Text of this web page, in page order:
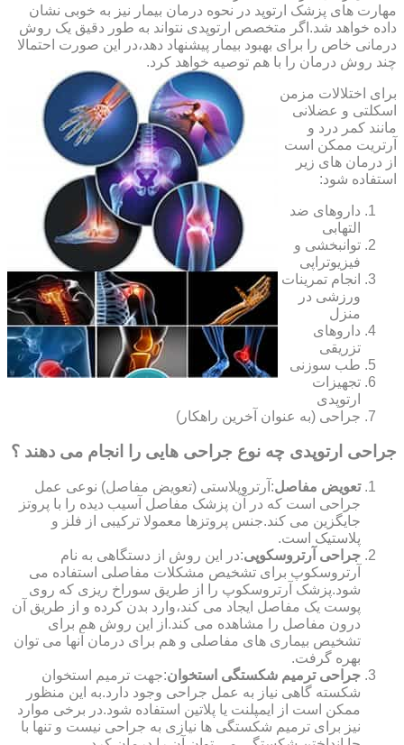
مهارت های پزشک ارتوپد در نحوه درمان بیمار نیز به خوبی نشان
داده خواهد شد.اگر متخصص ارتوپدی نتواند به طور دقیق یک روش
درمانی خاص را برای بهبود بیمار پیشنهاد دهد،در این صورت احتمالا
چند روش درمان را با هم توصیه خواهد کرد.
برای اختلالات مزمن
اسکلتی و عضلانی
مانند کمر درد و
آرتریت ممکن است
از درمان های زیر
استفاده شود:
داروهای ضد
التهابی
توانبخشی و
فیزیوتراپی
انجام تمرینات
ورزشی در
منزل
داروهای
تزریقی
طب سوزنی
تجهیزات
ارتوپدی
جراحی (به عنوان آخرین راهکار)
جراحی ارتوپدی چه نوع جراحی هایی را انجام می دهند ؟
تعویض مفاصل:آرتروپلاستی (تعویض مفاصل) نوعی عمل
جراحی است که در آن پزشک مفاصل آسیب دیده را با پروتز
جایگزین می کند.جنس پروتزها معمولا ترکیبی از فلز و
پلاستیک است.
جراحی آرتروسکوپی:در این روش از دستگاهی به نام
آرتروسکوپ برای تشخیص مشکلات مفاصلی استفاده می
شود.پزشک آرتروسکوپ را از طریق سوراخ ریزی که روی
پوست یک مفاصل ایجاد می کند،وارد بدن کرده و از طریق آن
درون مفاصل را مشاهده می کند.از این روش هم برای
تشخیص بیماری های مفاصلی و هم برای درمان آنها می توان
بهره گرفت.
جراحی ترمیم شکستگی استخوان:جهت ترمیم استخوان
شکسته گاهی نیاز به عمل جراحی وجود دارد.به این منظور
ممکن است از ایمپلنت یا پلاتین استفاده شود.در برخی موارد
نیز برای ترمیم شکستگی ها نیازی به جراحی نیست و تنها با